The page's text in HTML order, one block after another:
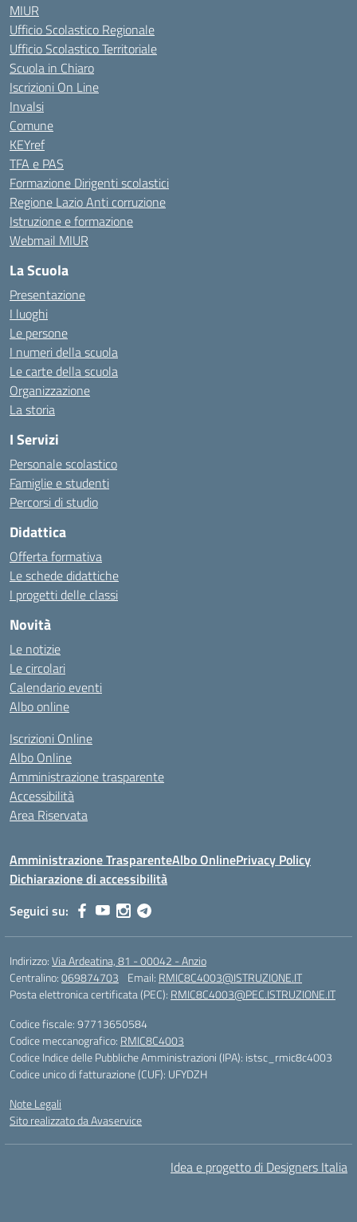
MIUR
Ufficio Scolastico Regionale
Ufficio Scolastico Territoriale
Scuola in Chiaro
Iscrizioni On Line
Invalsi
Comune
KEYref
TFA e PAS
Formazione Dirigenti scolastici
Regione Lazio Anti corruzione
Istruzione e formazione
Webmail MIUR
La Scuola
Presentazione
I luoghi
Le persone
I numeri della scuola
Le carte della scuola
Organizzazione
La storia
I Servizi
Personale scolastico
Famiglie e studenti
Percorsi di studio
Didattica
Offerta formativa
Le schede didattiche
I progetti delle classi
Novità
Le notizie
Le circolari
Calendario eventi
Albo online
Iscrizioni Online
Albo Online
Amministrazione trasparente
Accessibilità
Area Riservata
Amministrazione TrasparenteAlbo OnlinePrivacy Policy
Dichiarazione di accessibilità
Seguici su:
Indirizzo:Via Ardeatina, 81 - 00042 - Anzio
Centralino:069874703 Email: RMIC8C4003@ISTRUZIONE.IT
Posta elettronica certificata (PEC): RMIC8C4003@PEC.ISTRUZIONE.IT
Codice fiscale: 97713650584
Codice meccanografico: RMIC8C4003
Codice Indice delle Pubbliche Amministrazioni (IPA): istsc_rmic8c4003
Codice unico di fatturazione (CUF): UFYDZH
Note Legali
Sito realizzato da Avaservice
Idea e progetto di Designers Italia